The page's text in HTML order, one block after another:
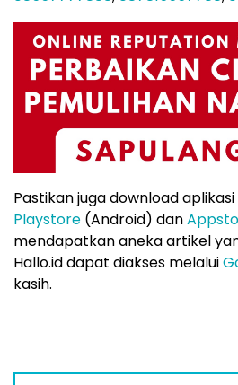
Pastikan juga download aplikasi
Playstore (Android) dan
mendapatkan aneka artikel
Hallo.id dapat diakses melalui
kasih.